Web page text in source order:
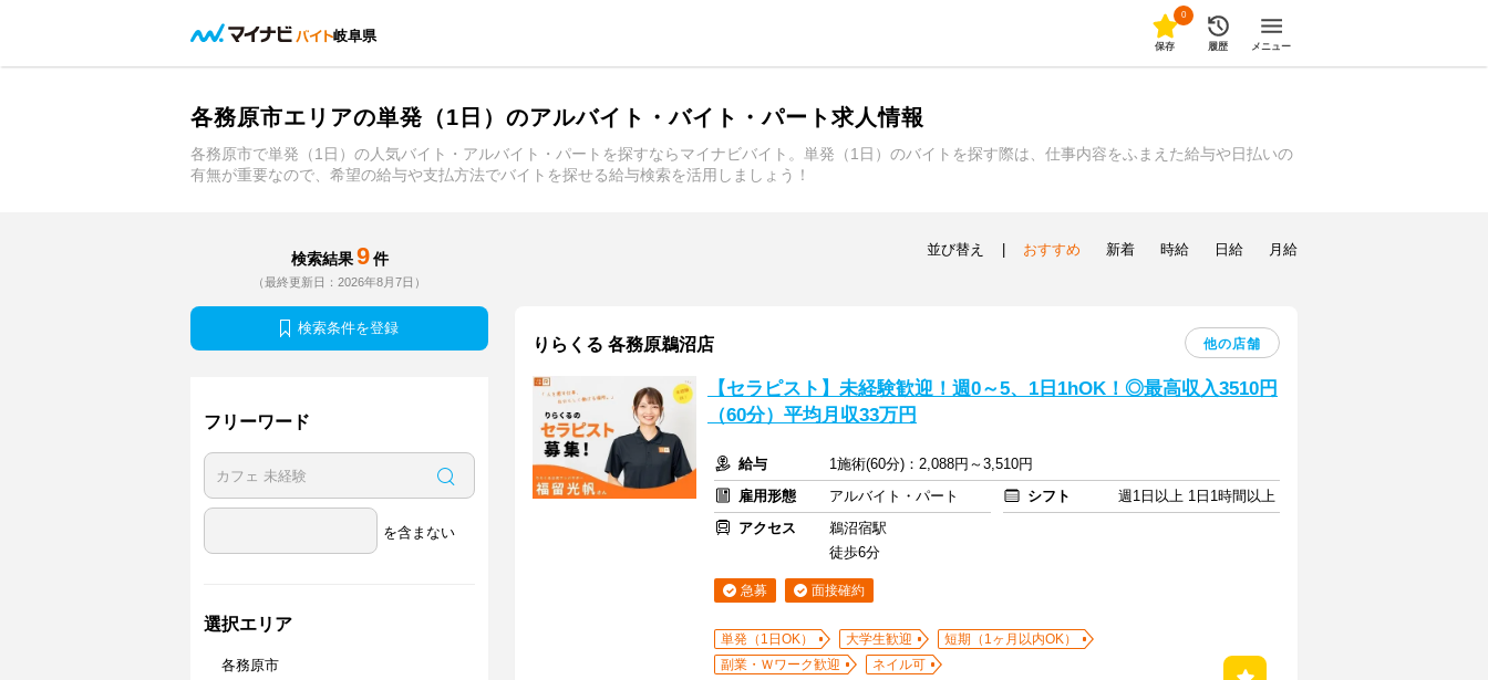
岐阜県
0
保存 履歴 メニュー
各務原市エリアの単発（1日）のアルバイト・バイト・パート求人情報
各務原市で単発（1日）の人気バイト・アルバイト・パートを探すならマイナビバイト。単発（1日）のバイトを探す際は、仕事内容をふまえた給与や日払いの
有無が重要なので、希望の給与や支払方法でバイトを探せる給与検索を活用しましょう！
検索結果 9 件
（最終更新日：2026年8月7日）
検索条件を登録
フリーワード
を含まない
選択エリア
各務原市
並び替え おすすめ 新着 時給 日給 月給
りらくる 各務原鵜沼店 他の店舗
【セラピスト】未経験歓迎！週0～5、1日1hOK！◎最高収入3510円
（60分）平均月収33万円
給与
1施術(60分)：2,088円～3,510円
雇用形態
アルバイト・パート シフト
週1日以上 1日1時間以上
アクセス
鵜沼宿駅
徒歩6分
急募 面接確約
単発（1日OK） 大学生歓迎
短期（1ヶ月以内OK）
副業・Ｗワーク歓迎
ネイル可